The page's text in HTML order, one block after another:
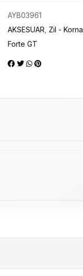
AYB03961
AKSESUAR Zil - Korna
Forte GT